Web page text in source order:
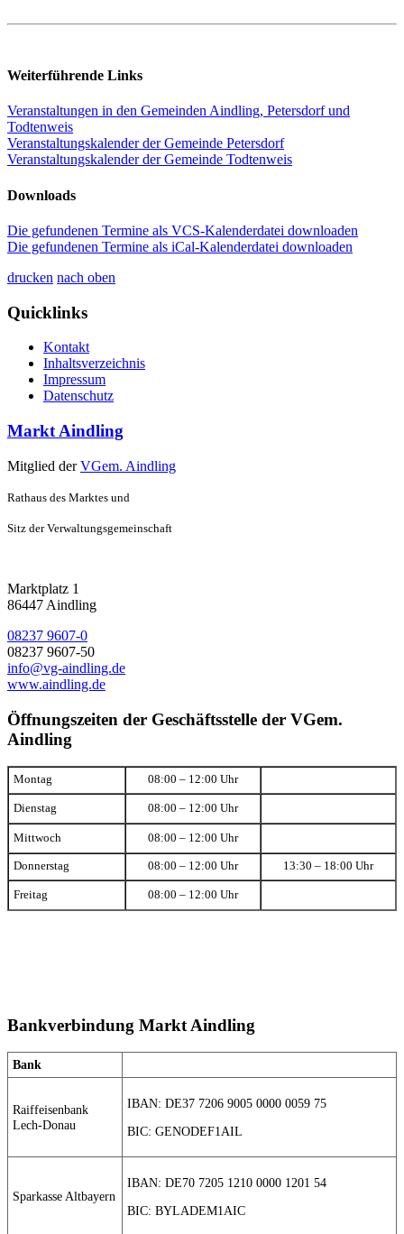
Weiterführende Links
Veranstaltungen in den Gemeinden Aindling, Petersdorf und
Todtenweis
Veranstaltungskalender der Gemeinde Petersdorf
Veranstaltungskalender der Gemeinde Todtenweis
Downloads
Die gefundenen Termine als VCS-Kalenderdatei downloaden
Die gefundenen Termine als iCal-Kalenderdatei downloaden
drucken nach oben
Quicklinks
Kontakt
Inhaltsverzeichnis
Impressum
Datenschutz
Markt Aindling
Mitglied derVGem. Aindling
Rathaus des Marktes und
Sitz der Verwaltungsgemeinschaft
Marktplatz 1
86447 Aindling
08237 9607-0
08237 9607-50
info@vg-aindling.de
www.aindling.de
Öffnungszeiten der Geschäftsstelle der VGem.
Aindling
Montag 08:00 – 12:00 Uhr
Dienstag 08:00 – 12:00 Uhr
Mittwoch 08:00 – 12:00 Uhr
Donnerstag 08:00 – 12:00 Uhr 13:30 – 18:00 Uhr
Freitag 08:00 – 12:00 Uhr
Bankverbindung Markt Aindling
Bank
Raiffeisenbank
Lech-Donau
IBAN: DE37 7206 9005 0000 0059 75
BIC: GENODEF1AIL
Sparkasse Altbayern
IBAN: DE70 7205 1210 0000 1201 54
BIC: BYLADEM1AIC